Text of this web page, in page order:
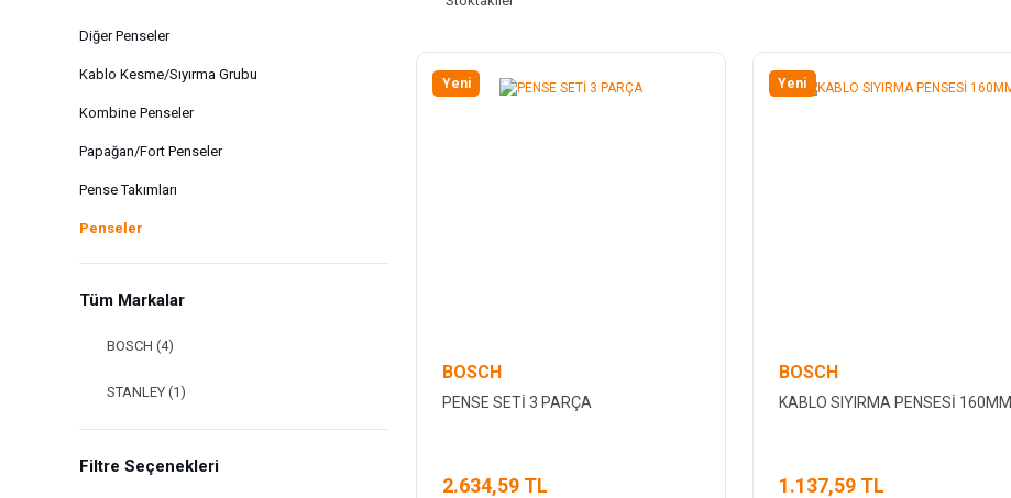
Diğer Penseler
Kablo Kesme/Sıyırma Grubu
Kombine Penseler
Papağan/Fort Penseler
Pense Takımları
Penseler
Tüm Markalar
BOSCH (4)
STANLEY (1)
Filtre Seçenekleri
Yeni
BOSCH
PENSE SETİ 3 PARÇA
2.634,59 TL
Yeni
BOSCH
KABLO SIYIRMA PENSESİ 160MM
1.137,59 TL